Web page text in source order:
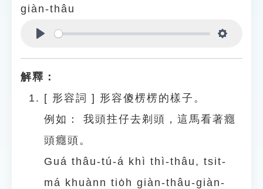
遊戲專區
貓頭鷹博士
giàn-thâu
解釋：
[ 形容詞 ] 形容傻楞楞的樣子。
例如：
我頭拄仔去剃頭，這馬看著癮
頭癮頭。
Guá thâu-tú-á khì thì-thâu, tsit-
má khuànn tio̍h giàn-thâu-giàn-